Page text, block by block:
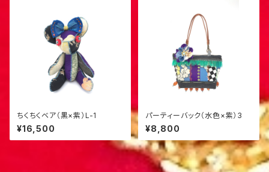
ちくちくベア（黒×紫）L-1
¥16,500
パーティーバック（水色×紫）3
¥8,800